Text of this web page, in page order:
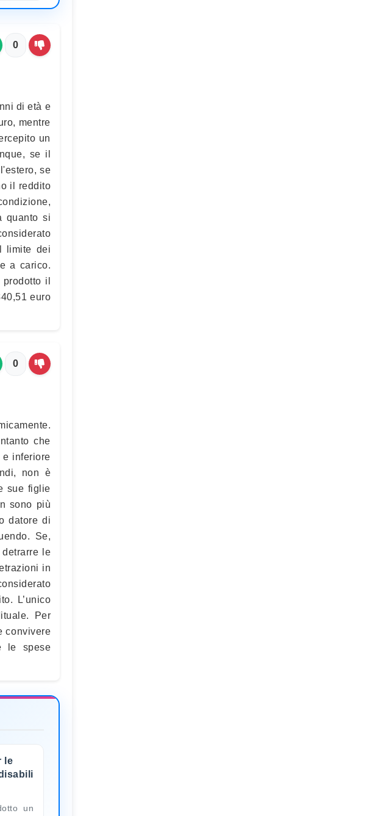
0
di età e
mentre
un
se il
se
il reddito
quanto si
limite dei
a carico.
il
euro
0
che
inferiore
non è
sue figlie
sono più
datore di
Se,
le
in
L’unico
Per
convivere
le spese
le
un